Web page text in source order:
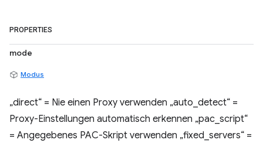
PROPERTIES
mode
Modus
„direct“ = Nie einen Proxy verwenden „auto_detect“ =
Proxy-Einstellungen automatisch erkennen „pac_script“
= Angegebenes PAC-Skript verwenden „fixed_servers“ =